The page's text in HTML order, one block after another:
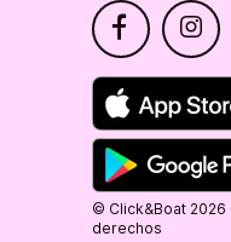
© Click&Boat
derechos